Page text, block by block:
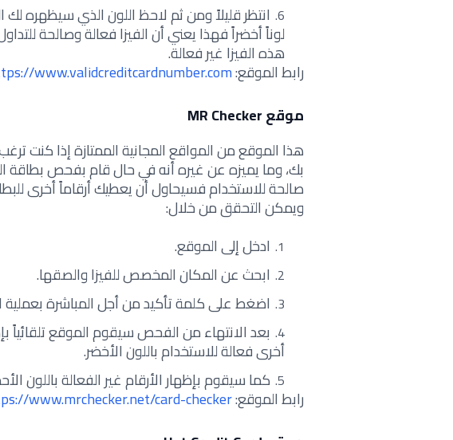
انتظر قليلاً ومن ثم لاحظ اللون الذي سيظهره
لوناً أخضراً فهذا يعني أن الفيزا فعالة وصالحة
هذه الفيزا غير فعالة.
رابط الموقع:www.validcreditcardnumber.com/
موقع MR Checker
هذا الموقع من المواقع المجانية الممتازة إذا كنت
بك، وما يميزه عن غيره أنه في حال قام بفحص بطاقة
صالحة للاستخدام فسيحاول أن يعطيك أرقاماً أخرى
ويمكن التحقق من خلال:
ادخل إلى الموقع.
ابحث عن المكان المخصص للفيزا والصقها.
اضغط على كلمة تأكيد من أجل المباشرة
بعد الانتهاء من الفحص سيقوم الموقع تلقائياً
أخرى فعالة للاستخدام باللون الأخضر.
كما سيقوم بإظهار الأرقام غير الفعالة باللون
رابط الموقع:www.mrchecker.net/card-checker